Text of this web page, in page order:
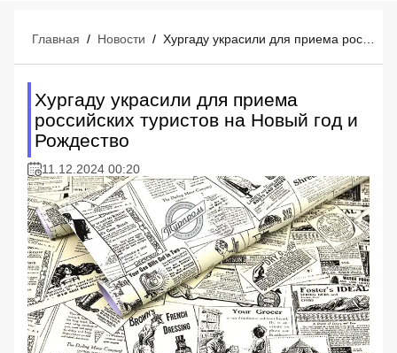
Главная / Новости /
Хургаду украсили для приема
российских туристов на Новый год и
Рождество
11.12.2024 00:20